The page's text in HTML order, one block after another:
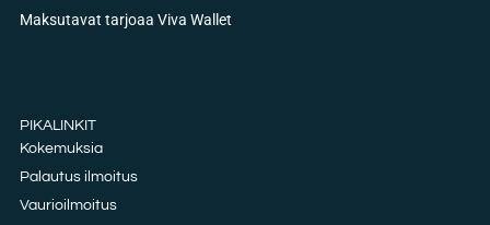
Maksutavat tarjoaa Viva Wallet
PIKALINKIT
Kokemuksia
Palautus ilmoitus
Vaurioilmoitus